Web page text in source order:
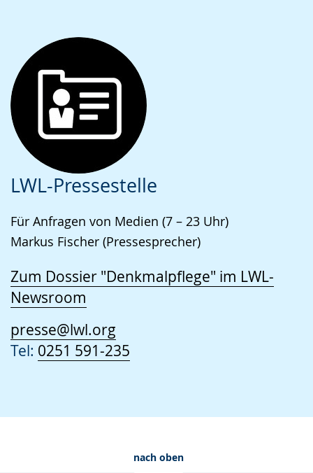
LWL-Pressestelle
Für Anfragen von Medien (7 – 23 Uhr)
Markus Fischer (Pressesprecher)
Zum Dossier "Denkmalpflege" im LWL-
Newsroom
presse@lwl.org
Tel: 0251 591-235
nach oben